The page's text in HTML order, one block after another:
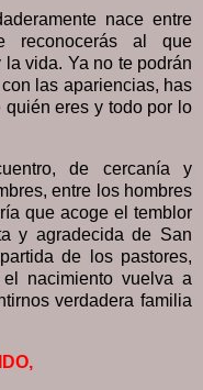
nace entre
reconocerás al que
vida. Ya no te podrán
las apariencias, has
eres y todo por lo
de cercanía y
entre los hombres
que acoge el temblor
y agradecida de San
de los pastores,
nacimiento vuelva a
verdadera familia